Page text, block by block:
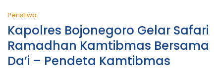
Peristiwa
Kapolres Bojonegoro Gelar Safari
Ramadhan Kamtibmas Bersama
Da’i – Pendeta Kamtibmas